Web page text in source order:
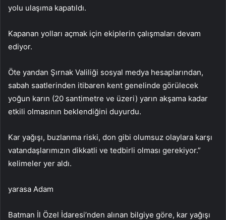
yolu ulaşıma kapatıldı.
Kapanan yolları açmak için ekiplerin çalışmaları devam
ediyor.
Öte yandan Şırnak Valiliği sosyal medya hesaplarından,
sabah saatlerinden itibaren kent genelinde görülecek
yoğun karın (20 santimetre ve üzeri) yarın akşama kadar
etkili olmasının beklendiğini duyurdu.
Kar yağışı, buzlanma riski, don gibi olumsuz olaylara karşı
vatandaşlarımızın dikkatli ve tedbirli olması gerekiyor.”
kelimeler yer aldı.
yarasa Adam
Batman İl Özel İdaresi’nden alınan bilgiye göre, kar yağışı